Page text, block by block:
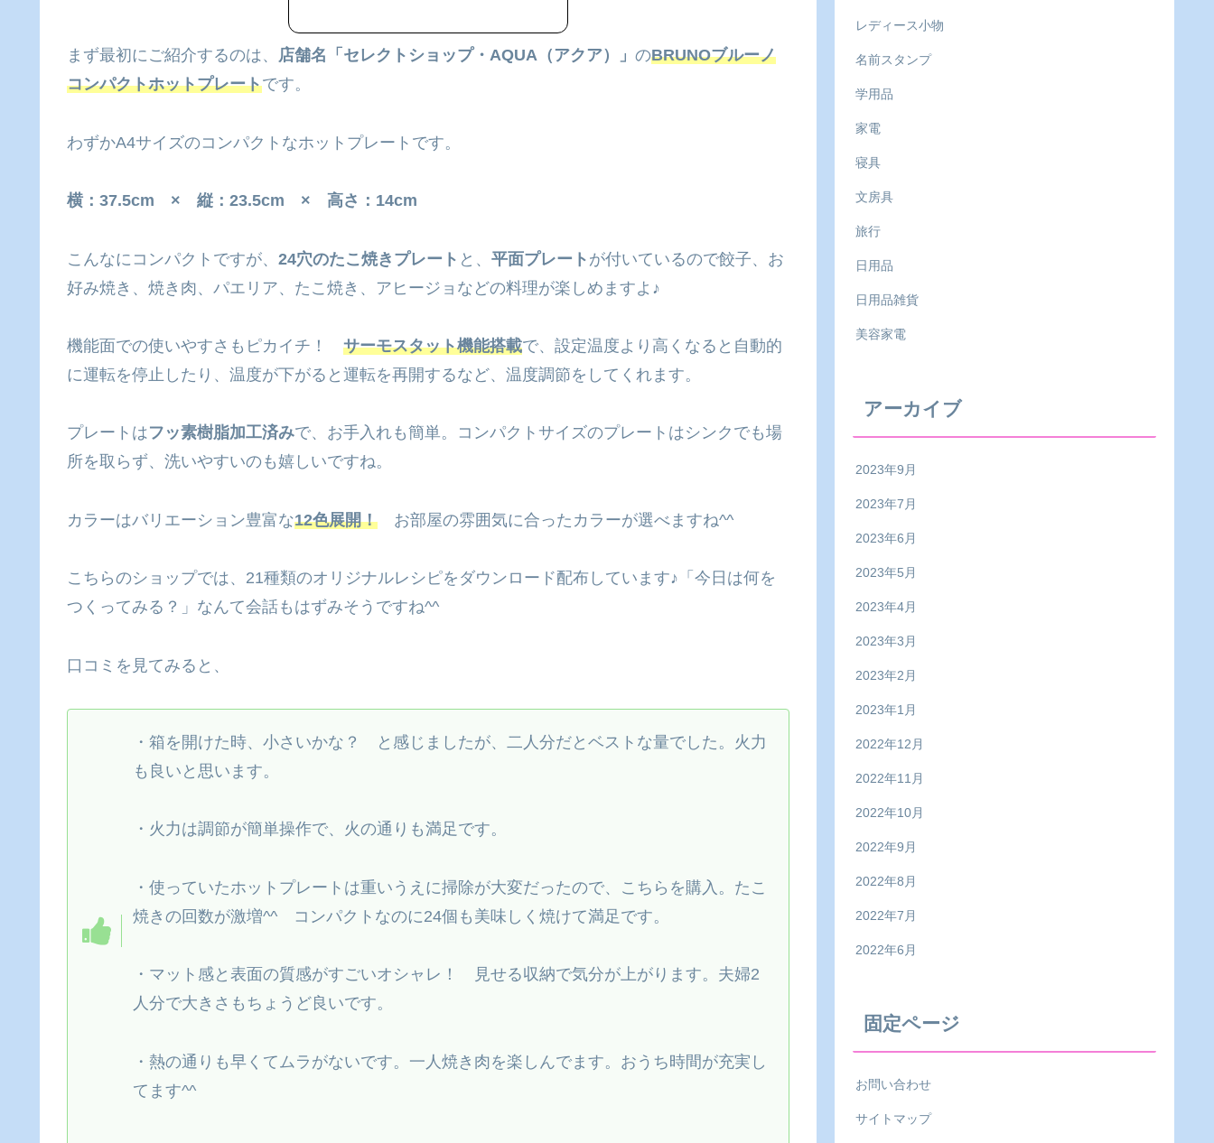
まず最初にご紹介するのは、 店舗名「セレクトショップ・AQUA（アクア）」 のBRUNOブルーノ
コンパクトホットプレートです。
わずかA4サイズのコンパクトなホットプレートです。
横：37.5cm × 縦：23.5cm × 高さ：14cm
こんなにコンパクトですが、 24穴のたこ焼きプレート と、 平面プレート が付いているので餃子、お
好み焼き、焼き肉、パエリア、たこ焼き、アヒージョなどの料理が楽しめますよ♪
機能面での使いやすさもピカイチ！ サーモスタット機能搭載で、設定温度より高くなると自動的
に運転を停止したり、温度が下がると運転を再開するなど、温度調節をしてくれます。
プレートはフッ素樹脂加工済みで、お手入れも簡単。コンパクトサイズのプレートはシンクでも場
所を取らず、洗いやすいのも嬉しいですね。
カラーはバリエーション豊富な12色展開！ お部屋の雰囲気に合ったカラーが選べますね^^
こちらのショップでは、21種類のオリジナルレシピをダウンロード配布しています♪「今日は何を
つくってみる？」なんて会話もはずみそうですね^^
口コミを見てみると、
・箱を開けた時、小さいかな？ と感じましたが、二人分だとベストな量でした。火力
も良いと思います。
・火力は調節が簡単操作で、火の通りも満足です。
・使っていたホットプレートは重いうえに掃除が大変だったので、こちらを購入。たこ
焼きの回数が激増^^ コンパクトなのに24個も美味しく焼けて満足です。
・マット感と表面の質感がすごいオシャレ！ 見せる収納で気分が上がります。夫婦2
人分で大きさもちょうど良いです。
・熱の通りも早くてムラがないです。一人焼き肉を楽しんでます。おうち時間が充実し
てます^^
レディース小物
名前スタンプ
学用品
家電
寝具
文房具
旅行
日用品
日用品雑貨
美容家電
アーカイブ
2023年9月
2023年7月
2023年6月
2023年5月
2023年4月
2023年3月
2023年2月
2023年1月
2022年12月
2022年11月
2022年10月
2022年9月
2022年8月
2022年7月
2022年6月
固定ページ
お問い合わせ
サイトマップ